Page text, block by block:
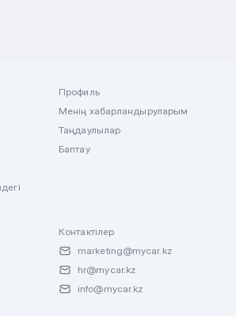
Профиль
Менің хабарландыруларым
Таңдаулылар
Баптау
Контактілер
marketing@mycar.kz
hr@mycar.kz
info@mycar.kz